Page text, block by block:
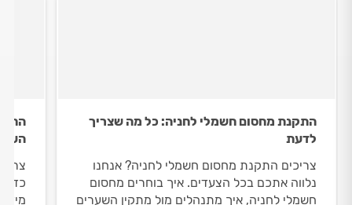
התקנת מחסום חשמלי לחניה: כל מה שצריך
לדעת
צריכים התקנת מחסום חשמלי לחניה? אנחנו
נלווה אתכם בכל הצעדים. איך בוחרים מחסום
חשמלי לחניה, איך מתנהלים מול מתקין השערים
כדי